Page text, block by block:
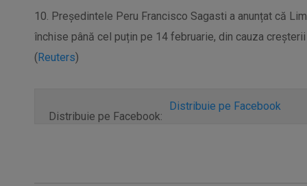
10. Președintele Peru Francisco Sagasti a anunțat că
închise până cel puțin pe 14 februarie, din cauza
(Reuters)
Distribuie pe Facebook:
Distribuie pe Facebook